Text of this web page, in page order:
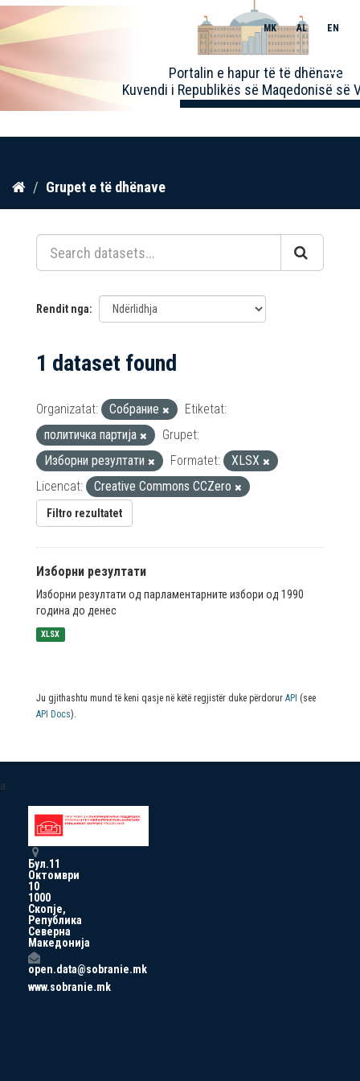
Kalo
përmbajtja
Portalin e hapur të të dhënave
Kuvendi i Republikës së Maqedonisë së
MK AL EN
Toggle
Grupet e të dhënave
Rendit nga
1 dataset found
Organizatat: Собрание
Etiketat:
политичка партија
Grupet:
Изборни резултати
Formatet:
XLSX
Licencat:
Creative Commons CCZero
Filtro rezultatet
Изборни резултати
Изборни резултати од парламентарните избори од 1990
година до денес
XLSX
Ju gjithashtu mund të keni qasje në këtë regjistër duke përdorur API (see
API Docs).
a
Бул.11
Октомври
10
1000
Скопје,
Република
Северна
Македонија
open.data@sobranie.mk
www.sobranie.mk